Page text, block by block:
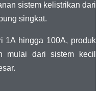
sistem kelistrikan dari
singkat.
1A hingga 100A, produk
mulai dari sistem kecil